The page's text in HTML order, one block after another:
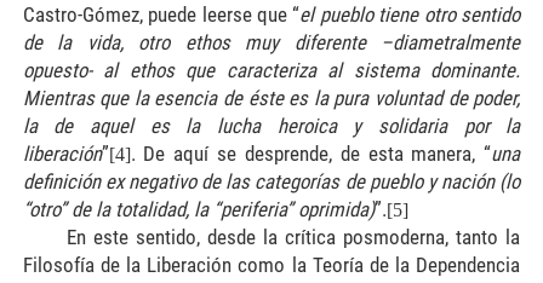
Castro-Gómez, puede leerse que “el pueblo tiene otro sentido
de la vida, otro ethos muy diferente –diametralmente
opuesto- al ethos que caracteriza al sistema dominante.
Mientras que la esencia de éste es la pura voluntad de poder,
la de aquel es la lucha heroica y solidaria por la
liberación”[4]. De aquí se desprende, de esta manera, “una
definición ex negativo de las categorías de pueblo y nación (lo
“otro” de la totalidad, la “periferia” oprimida)”.[5]
En este sentido, desde la crítica posmoderna, tanto la
Filosofía de la Liberación como la Teoría de la Dependencia